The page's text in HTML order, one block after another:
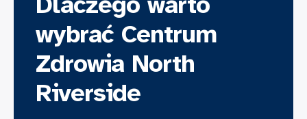
wybrać Centrum
Zdrowia North
Riverside